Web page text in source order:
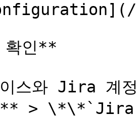
인**
스와 Jira 계
> \*\*`Jira